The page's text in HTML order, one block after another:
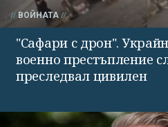
ВОЙНАТА
"Сафари с дрон".
военно престъпление
преследвал цивилен